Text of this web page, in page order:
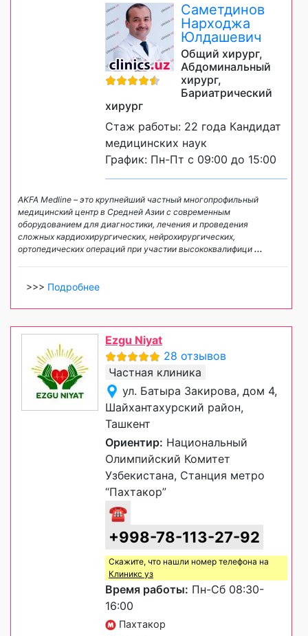
Саметдинов
Нарходжа
Юлдашевич
Общий хирург,
Абдоминальный
хирург,
Бариатрический
хирург
Стаж работы: 22 года Кандидат
медицинских наук
График: Пн-Пт с 09:00 до 15:00
AKFA Medline – это крупнейший частный многопрофильный
медицинский центр в Средней Азии с современным
оборудованием для диагностики, лечения и проведения
сложных кардиохирургических, нейрохирургических,
ортопедических операций при участии высококвалифици ...
>>> Подробнее
Ezgu Niyat
28 отзывов
Частная клиника
ул. Батыра Закирова, дом 4,
Шайхантахурский район,
Ташкент
Ориентир: Национальный
Олимпийский Комитет
Узбекистана, Станция метро
“Пахтакор”
☎
+998-78-113-27-92
Скажите, что нашли номер телефона на
Клиникс уз
Время работы: Пн-Сб 08:30-
16:00
Пахтакор